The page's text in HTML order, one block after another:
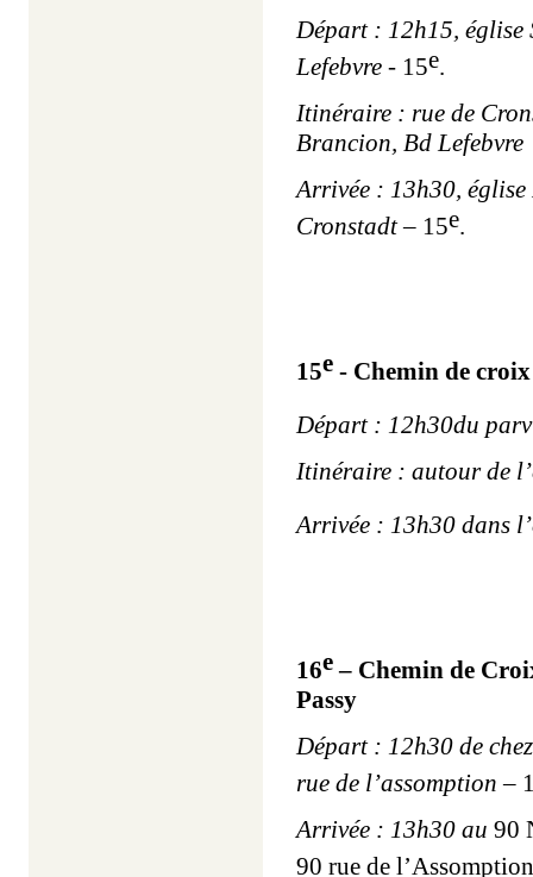
Départ : 12h15, église
Lefebvre - 15e.
Itinéraire : rue de
Brancion, Bd Lefebvre
Arrivée : 13h30, église
Cronstadt – 15e.
15e - Chemin de
Départ : 12h30du
Itinéraire : autour de
Arrivée : 13h30 dans
16e– Chemin de
Passy
Départ : 12h30 de
rue de l’assomption–
Arrivée : 13h30 au 90
90 rue de